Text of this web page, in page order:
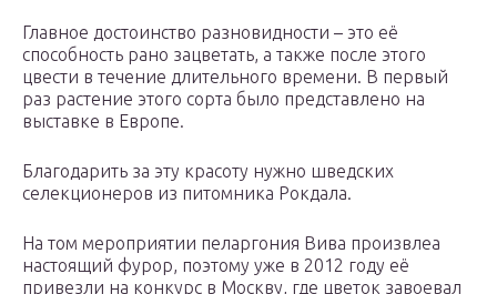
Главное достоинство разновидности – это её
способность рано зацветать, а также после этого
цвести в течение длительного времени. В первый
раз растение этого сорта было представлено на
выставке в Европе.
Благодарить за эту красоту нужно шведских
селекционеров из питомника Рокдала.
На том мероприятии пеларгония Вива произвлеа
настоящий фурор, поэтому уже в 2012 году её
привезли на конкурс в Москву, где цветок завоевал